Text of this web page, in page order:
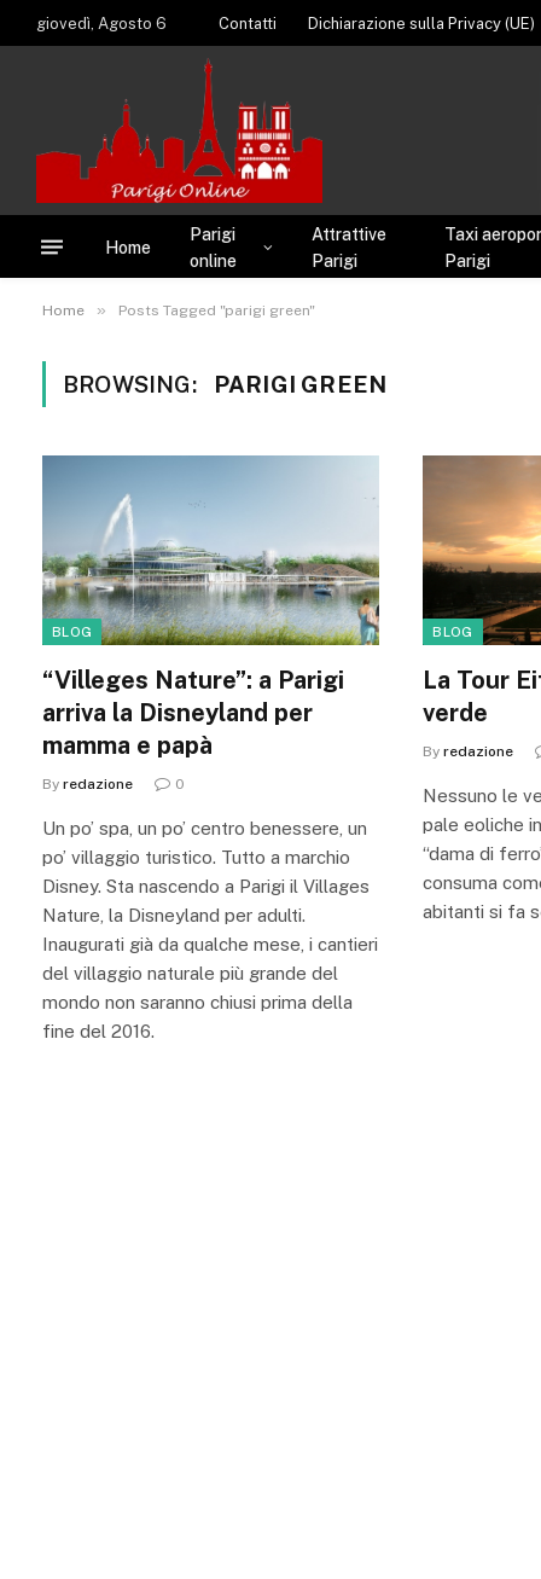
giovedì, Agosto 6 Contatti Dichiarazione sulla Privacy (UE)
Home
Parigi
online
Attrattive
Parigi
Taxi
Parigi
Home » Posts Tagged "parigi green"
BROWSING: PARIGI GREEN
BLOG
“Villeges Nature”: a Parigi
arriva la Disneyland per
mamma e papà
By redazione 0
Un po’ spa, un po’ centro benessere, un
po’ villaggio turistico. Tutto a marchio
Disney. Sta nascendo a Parigi il Villages
Nature, la Disneyland per adulti.
Inaugurati già da qualche mese, i cantieri
del villaggio naturale più grande del
mondo non saranno chiusi prima della
fine del 2016.
BLOG
La Tour
verde
By redazione
Nessuno le
pale eoliche
“dama di
consuma
abitanti si fa